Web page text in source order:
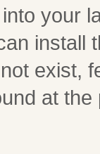
your
install
exist,
at